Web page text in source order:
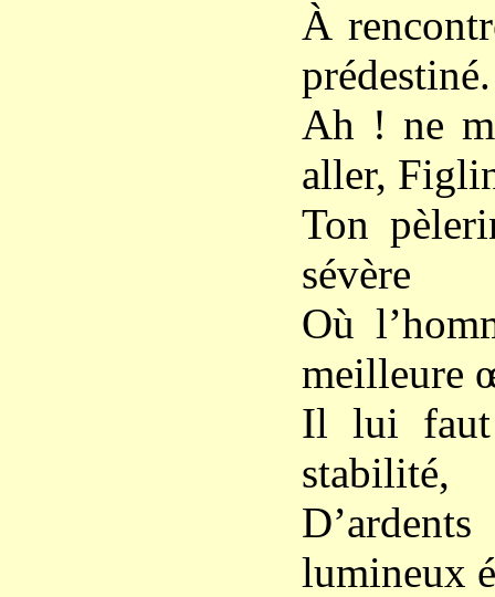
À
prédestiné.
Ah ! ne
aller,
Ton
sévère
Où
meilleure
Il lui faut
stabilité,
lumineux